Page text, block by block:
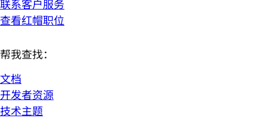
联系客户服务
查看红帽职位
帮我查找：
文档
开发者资源
技术主题